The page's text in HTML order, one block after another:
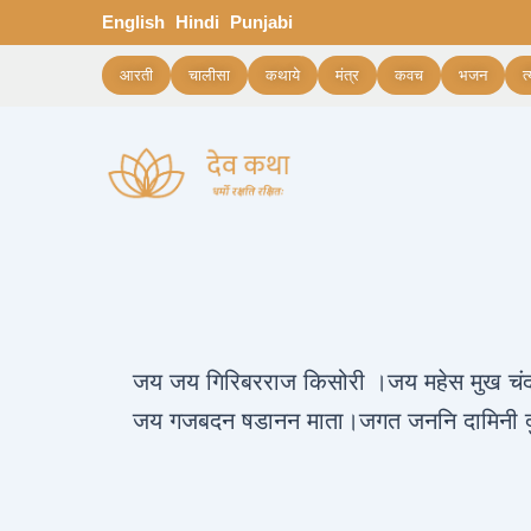
to
English Hindi Punjabi
आरती चालीसा कथाये मंत्र कवच भजन
जय जय गिरिबरराज किसोरी ।जय महेस मुख
जय गजबदन षडानन माता।जगत जननि दामिनी
Post
navigation